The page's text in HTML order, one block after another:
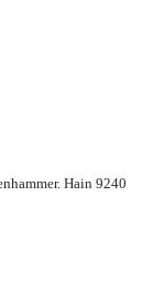
Hain 9240